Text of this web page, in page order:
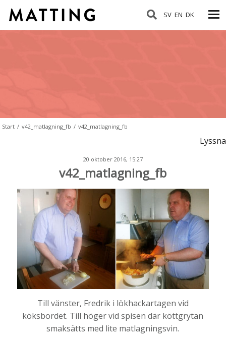
SV EN DK
Start / v42_matlagning_fb / v42_matlagning_fb
Lyssna
20 oktober 2016, 15:27
v42_matlagning_fb
Till vänster, Fredrik i lökhackartagen vid
köksbordet. Till höger vid spisen där köttgrytan
smaksätts med lite matlagningsvin.